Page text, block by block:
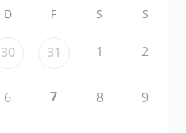
D F S S
30 31 1 2
6 7 8 9